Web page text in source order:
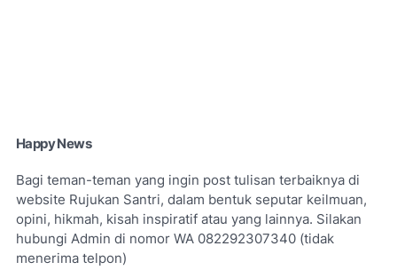
Happy News
Bagi teman-teman yang ingin post tulisan terbaiknya di
website Rujukan Santri, dalam bentuk seputar keilmuan,
opini, hikmah, kisah inspiratif atau yang lainnya. Silakan
hubungi Admin di nomor WA 082292307340 (tidak
menerima telpon)